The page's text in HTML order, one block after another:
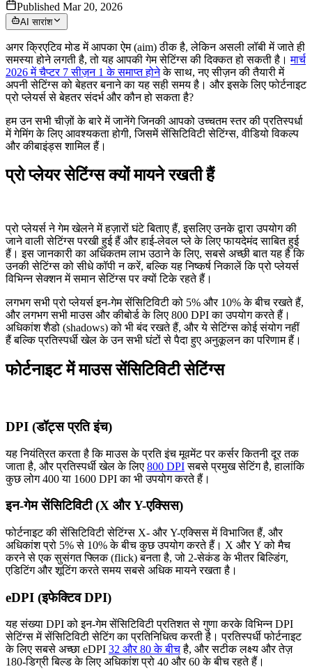
Published Mar 20, 2026
AI सारांश
अगर क्रिएटिव मोड में आपका ऐम (aim) ठीक है, लेकिन असली लॉबी में जाते ही
समस्या होने लगती है, तो यह आपकी गेम सेटिंग्स की दिक्कत हो सकती है।मार्च
2026 में चैप्टर 7 सीज़न 1 के समाप्त होनेके साथ, नए सीज़न की तैयारी में
अपनी सेटिंग्स को बेहतर बनाने का यह सही समय है। और इसके लिए फोर्टनाइट
प्रो प्लेयर्स से बेहतर संदर्भ और कौन हो सकता है?
हम उन सभी चीज़ों के बारे में जानेंगे जिनकी आपको उच्चतम स्तर की प्रतिस्पर्धा
में गेमिंग के लिए आवश्यकता होगी, जिसमें सेंसिटिविटी सेटिंग्स, वीडियो विकल्प
और कीबाइंड्स शामिल हैं।
प्रो प्लेयर सेटिंग्स क्यों मायने रखती हैं
प्रो प्लेयर्स ने गेम खेलने में हज़ारों घंटे बिताए हैं, इसलिए उनके द्वारा उपयोग की
जाने वाली सेटिंग्स परखी हुई हैं और हाई-लेवल प्ले के लिए फायदेमंद साबित हुई
हैं। इस जानकारी का अधिकतम लाभ उठाने के लिए, सबसे अच्छी बात यह है कि
उनकी सेटिंग्स को सीधे कॉपी न करें, बल्कि यह निष्कर्ष निकालें कि प्रो प्लेयर्स
विभिन्न सेक्शन में समान सेटिंग्स पर क्यों टिके रहते हैं।
लगभग सभी प्रो प्लेयर्स इन-गेम सेंसिटिविटी को 5% और 10% के बीच रखते हैं,
और लगभग सभी माउस और कीबोर्ड के लिए 800 DPI का उपयोग करते हैं।
अधिकांश शैडो (shadows) को भी बंद रखते हैं, और ये सेटिंग्स कोई संयोग नहीं
हैं बल्कि प्रतिस्पर्धी खेल के उन सभी घंटों से पैदा हुए अनुकूलन का परिणाम हैं।
फोर्टनाइट में माउस सेंसिटिविटी सेटिंग्स
DPI (डॉट्स प्रति इंच)
यह नियंत्रित करता है कि माउस के प्रति इंच मूवमेंट पर कर्सर कितनी दूर तक
जाता है, और प्रतिस्पर्धी खेल के लिए 800 DPIसबसे प्रमुख सेटिंग है, हालांकि
कुछ लोग 400 या 1600 DPI का भी उपयोग करते हैं।
इन-गेम सेंसिटिविटी (X और Y-एक्सिस)
फोर्टनाइट की सेंसिटिविटी सेटिंग्स X- और Y-एक्सिस में विभाजित हैं, और
अधिकांश प्रो 5% से 10% के बीच कुछ उपयोग करते हैं। X और Y को मैच
करने से एक सुसंगत फ्लिक (flick) बनता है, जो 2-सेकंड के भीतर बिल्डिंग,
एडिटिंग और शूटिंग करते समय सबसे अधिक मायने रखता है।
eDPI (इफेक्टिव DPI)
यह संख्या DPI को इन-गेम सेंसिटिविटी प्रतिशत से गुणा करके विभिन्न DPI
सेटिंग्स में सेंसिटिविटी सेटिंग का प्रतिनिधित्व करती है। प्रतिस्पर्धी फोर्टनाइट
के लिए सबसे अच्छा eDPI 32 और 80 के बीचहै, और सटीक लक्ष्य और तेज़
180-डिग्री बिल्ड के लिए अधिकांश प्रो 40 और 60 के बीच रहते हैं।